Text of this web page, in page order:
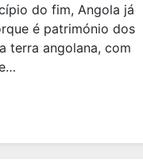
do fim, Angola já
é património dos
terra angolana, com